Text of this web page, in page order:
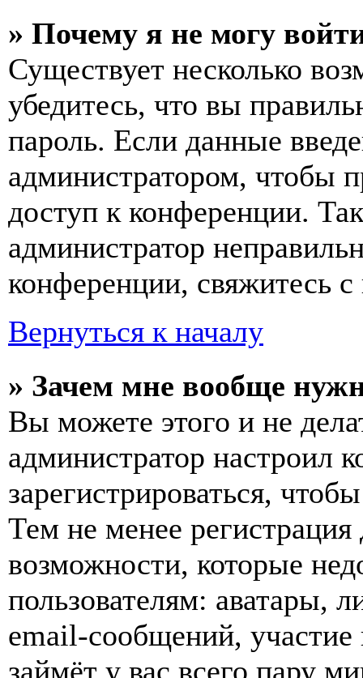
» Почему я не могу
Существует несколько
убедитесь, что вы
пароль. Если данные
администратором, чтобы
доступ к конференции.
администратор
конференции, свяжитесь
Вернуться к началу
» Зачем мне вообще
Вы можете этого и не
администратор
зарегистрироваться,
Тем не менее
возможности, которые
пользователям: аватары,
email-сообщений, участие
займёт у вас всего пару